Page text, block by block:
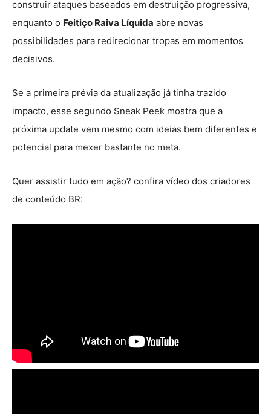
construir ataques baseados em destruição progressiva,
enquanto o Feitiço Raiva Líquida abre novas
possibilidades para redirecionar tropas em momentos
decisivos.
Se a primeira prévia da atualização já tinha trazido
impacto, esse segundo Sneak Peek mostra que a
próxima update vem mesmo com ideias bem diferentes e
potencial para mexer bastante no meta.
Quer assistir tudo em ação? confira vídeo dos criadores
de conteúdo BR: